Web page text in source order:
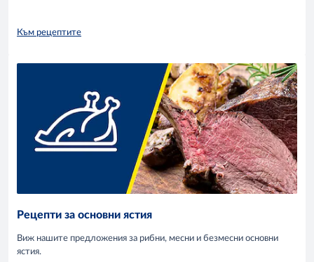
Към рецептите
Рецепти за основни ястия
Виж нашите предложения за рибни, месни и безмесни основни
ястия.